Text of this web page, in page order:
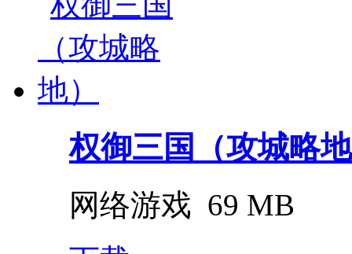
权御三国（攻城略
网络游戏 69 MB